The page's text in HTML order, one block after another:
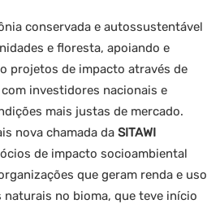
conservada e autossustentável
e floresta, apoiando e
projetos de impacto através de
investidores nacionais e
mais justas de mercado.
nova chamada da SITAWI
de impacto socioambiental
que geram renda e uso
no bioma, que teve início